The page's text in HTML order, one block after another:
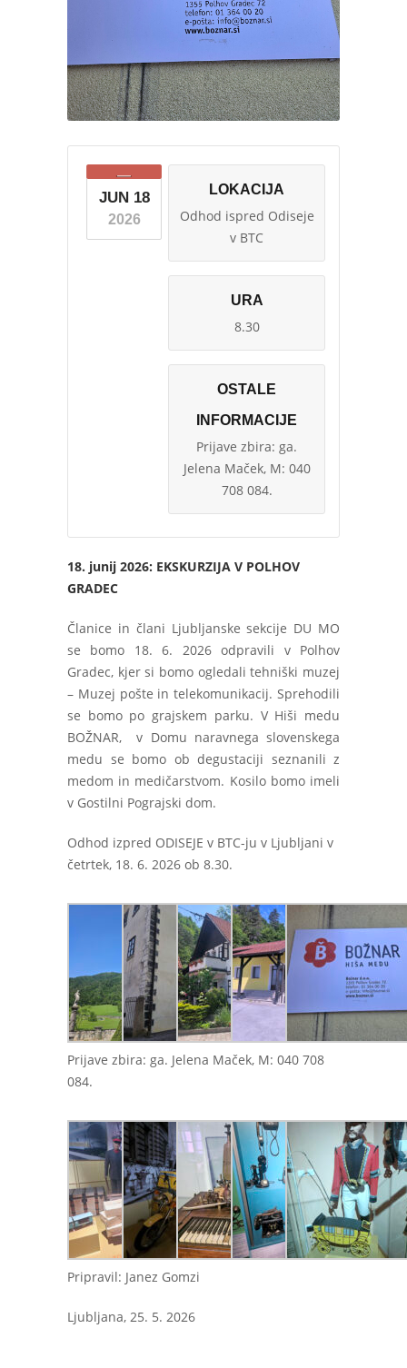
JUN 18
2026
LOKACIJA
Odhod ispred Odiseje
v BTC
URA
8.30
OSTALE
INFORMACIJE
Prijave zbira: ga.
Jelena Maček, M: 040
708 084.
18. junij 2026: EKSKURZIJA V POLHOV
GRADEC
Članice in člani Ljubljanske sekcije DU MO
se bomo 18. 6. 2026 odpravili v Polhov
Gradec, kjer si bomo ogledali tehniški muzej
– Muzej pošte in telekomunikacij. Sprehodili
se bomo po grajskem parku. V Hiši medu
BOŽNAR, v Domu naravnega slovenskega
medu se bomo ob degustaciji seznanili z
medom in medičarstvom. Kosilo bomo imeli
v Gostilni Pograjski dom.
Odhod izpred ODISEJE v BTC-ju v Ljubljani v
četrtek, 18. 6. 2026 ob 8.30.
Prijave zbira: ga. Jelena Maček, M: 040 708
084.
Pripravil: Janez Gomzi
Ljubljana, 25. 5. 2026